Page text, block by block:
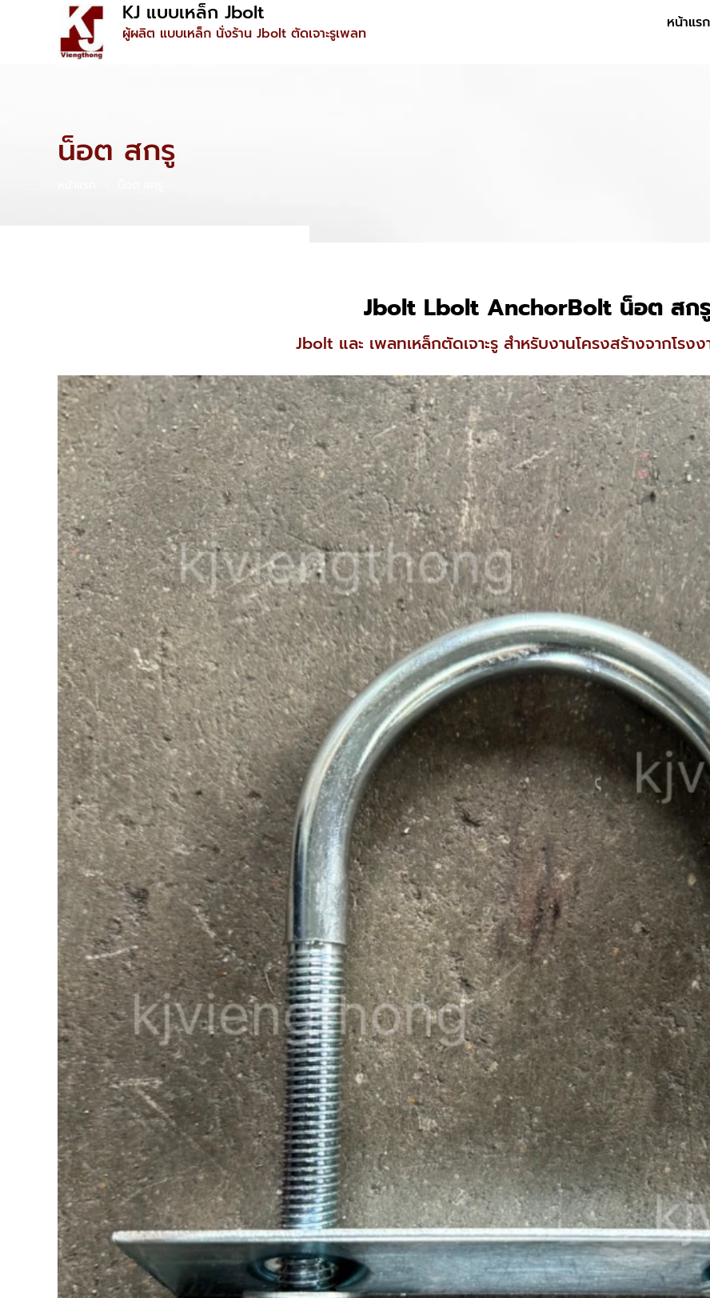
KJ แบบเหล็ก Jbolt
ผู้ผลิต แบบเหล็ก นั่งร้าน Jbolt ตัดเจาะรูเพลท
หน้าแรก
น็อต สกรู
Jbolt Lbolt AnchorBolt น็อต สกรู
Jbolt และ เพลทเหล็กตัดเจาะรู สำหรับงานโครงสร้างจากโรง